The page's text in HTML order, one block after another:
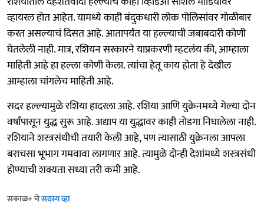
व्हायरल होत आहेत. यामध्ये काही बंदुकधारी लोक पोलिसांवर गोळीबार
करत असल्याचं दिसत आहे. आतापर्यंत या हल्ल्याची जबाबदारी कोणी
घेतलेली नाही. मात्र, रशियन सरकारने याप्रकरणी म्हटलंय की, आम्हाला
माहिती आहे हा हल्ला कोणी केला. त्यांचा हेतू काय होता हे देखील
आम्हाला चांगलेच माहिती आहे.
सदर हल्ल्यामुळे रशिया हादरला आहे. रशिया आणि युक्रेनमध्ये गेल्या दोन
वर्षांपासून युद्ध सुरू आहे. अद्याप या युद्धावर काही तोडगा निघालेला नाही.
रशियाने शस्त्रसंधीची तयारी केली आहे, पण त्यासाठी युक्रेनला आपला
बराचसा भूभाग गमवावा लागणार आहे. त्यामुळे दोन्ही देशांमध्ये शस्त्रसंधी
होण्याची शक्यता सध्या तरी कमी आहे.
सकाळ+ चेसदस्य व्हा